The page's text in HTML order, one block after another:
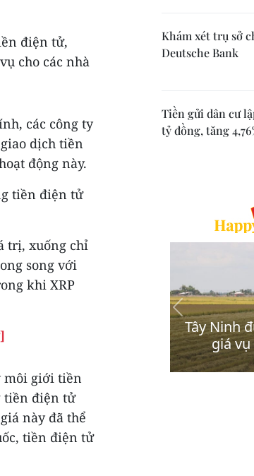
điện tử,
cho các nhà
các công ty
dịch tiền
động này.
tiền điện tử
trị, xuống chỉ
song với
khi XRP
môi giới tiền
tiền điện tử
này đã thể
tiền điện tử
Khám xét trụ sở
Deutsche Bank
Tiền gửi dân cư
tỷ đồng, tăng